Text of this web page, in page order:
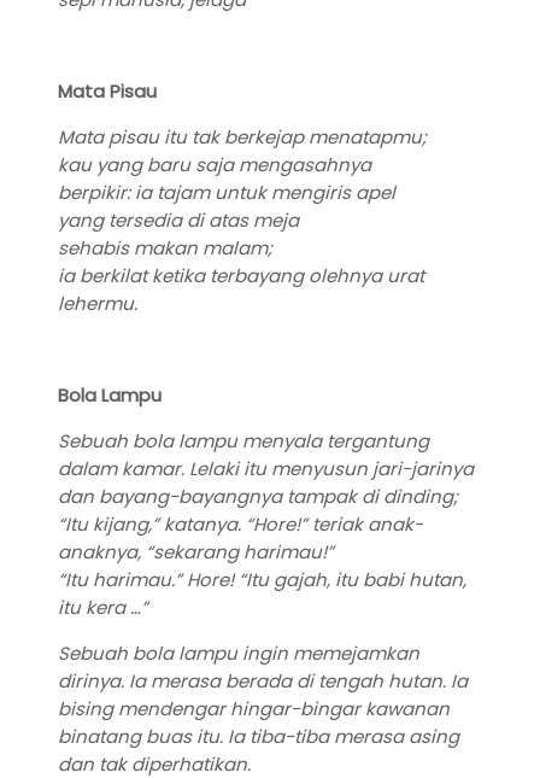
Mata Pisau
Mata pisau itu tak berkejap menatapmu;
kau yang baru saja mengasahnya
berpikir: ia tajam untuk mengiris apel
yang tersedia di atas meja
sehabis makan malam;
ia berkilat ketika terbayang olehnya urat
lehermu.
Bola Lampu
Sebuah bola lampu menyala tergantung
dalam kamar. Lelaki itu menyusun jari-jarinya
dan bayang-bayangnya tampak di dinding;
“Itu kijang,” katanya. “Hore!” teriak anak-
anaknya, “sekarang harimau!”
“Itu harimau.” Hore! “Itu gajah, itu babi hutan,
itu kera …”
Sebuah bola lampu ingin memejamkan
dirinya. Ia merasa berada di tengah hutan. Ia
bising mendengar hingar-bingar kawanan
binatang buas itu. Ia tiba-tiba merasa asing
dan tak diperhatikan.